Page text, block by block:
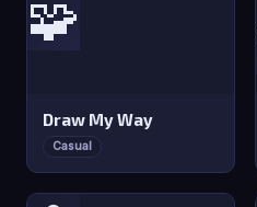
🧩
Draw My Way
Casual